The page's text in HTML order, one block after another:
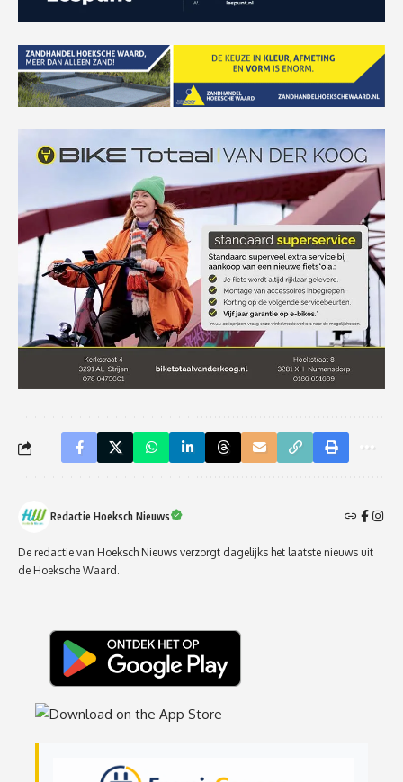
Redactie Hoeksch Nieuws
De redactie van Hoeksch Nieuws verzorgt dagelijks het laatste nieuws uit
de Hoeksche Waard.